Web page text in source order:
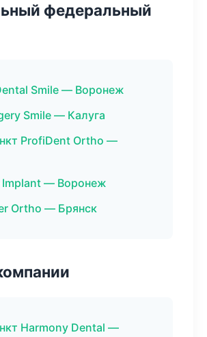
федеральный
Smile — Воронеж
Smile — Калуга
ProfiDent Ortho —
Implant — Воронеж
Ortho — Брянск
Harmony Dental —